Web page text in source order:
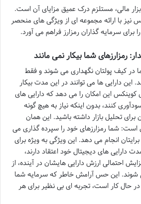
مالی، مستلزم درک عمیق مزایای آن است.
با ارائه مجموعه ای از ویژگی های منحصر
سرمایه گذاران رمزارز فراهم می آورد.
رمزارزهای شما بیکار نمی مانند
در کیف پولتان نگهداری می شوند و فقط
دارایی ها می توانند در این مدت بیکار
این امکان را می دهد که دارایی های
کنند، بدون اینکه نیاز به هیچ گونه
تحلیل بازار داشته باشید. این همان
است: شما رمزارزهای خود را سپرده گذاری می
انجام می دهد. این ویژگی به ویژه برای
دارایی های دیجیتال خود اعتقاد دارند،
احتمالی ارزش دارایی هایشان در آینده، از
شوند. این حس آرامش خاطر که سرمایه شما
حال کار است، تجربه ای بی نظیر برای هر